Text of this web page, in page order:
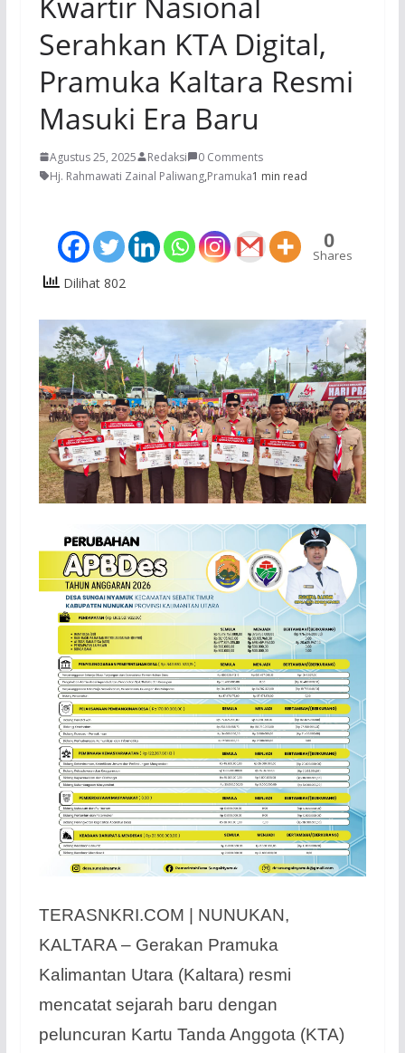
Serahkan KTA Digital,
Pramuka Kaltara Resmi
Masuki Era Baru
Agustus 25, 2025 Redaksi
0 Comments
Hj. Rahmawati Zainal Paliwang,Pramuka1 min read
0
Shares
Dilihat 802
TERASNKRI.COM | NUNUKAN,
KALTARA – Gerakan Pramuka
Kalimantan Utara (Kaltara) resmi
mencatat sejarah baru dengan
peluncuran Kartu Tanda Anggota (KTA)